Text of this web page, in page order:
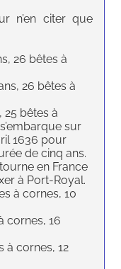
n’en citer que
26 bêtes à
26 bêtes à
bêtes à
sur
1636 pour
de cinq ans.
en France
à Port-Royal.
à cornes, 10
cornes, 16
à cornes, 12